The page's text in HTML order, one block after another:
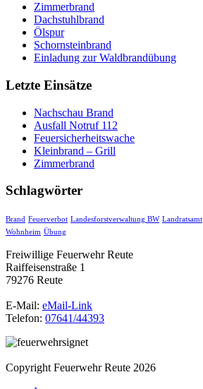
Zimmerbrand
Dachstuhlbrand
Ölspur
Schornsteinbrand
Einladung zur Waldbrandübung
Letzte Einsätze
Nachschau Brand
Ausfall Notruf 112
Feuersicherheitswache
Kleinbrand – Grill
Zimmerbrand
Schlagwörter
Brand Feuerverbot Landesforstverwaltung BW Landratsamt
Wohnheim Übung
Freiwillige Feuerwehr Reute
Raiffeisenstraße 1
79276 Reute
E-Mail: eMail-Link
Telefon: 07641/44393
Copyright Feuerwehr Reute 2026